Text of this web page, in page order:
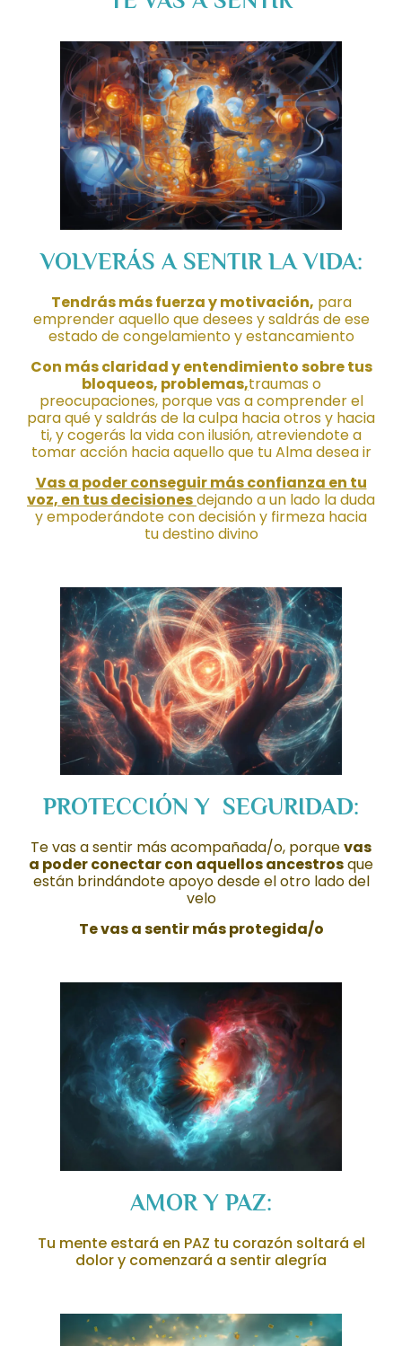
VOLVERÁS A SENTIR LA VIDA:
Tendrás más fuerza y motivación, para
emprender aquello que desees y saldrás de ese
estado de congelamiento y estancamiento
Con más claridad y entendimiento sobre tus
bloqueos, problemas,traumas o
preocupaciones, porque vas a comprender el
para qué y saldrás de la culpa hacia otros y hacia
ti, y cogerás la vida con ilusión, atreviendote a
tomar acción hacia aquello que tu Alma desea ir
Vas a poder conseguir más confianza en tu
voz, en tus decisionesdejando a un lado la duda
y empoderándote con decisión y firmeza hacia
tu destino divino
PROTECCIÓN Y SEGURIDAD:
Te vas a sentir más acompañada/o, porquevas
a poder conectar con aquellos ancestrosque
están brindándote apoyo desde el otro lado del
velo
Te vas a sentir más protegida/o
AMOR Y PAZ:
Tu mente estará en PAZ tu corazón soltará el
dolor y comenzará a sentir alegría